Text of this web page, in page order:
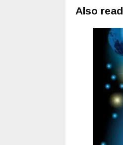
Also read